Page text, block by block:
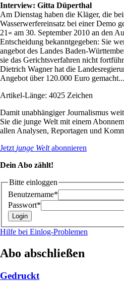
Interview: Gitta Düperthal
Am Dienstag haben die Kläger, die
Wasserwerfereinsatz bei einer Demo
21« am 30. September 2010 an den
Entscheidung bekanntgegeben: Sie
angebot des Landes Baden-
sie das Gerichtsverfahren nicht
Dietrich Wagner hat die
Angebot über 120.000 Euro
Artikel-Länge: 4025 Zeichen
Damit unabhängiger Journalismus
Sie die junge Welt mit einem
allen Analysen, Reportagen und
Jetzt junge Weltabonnieren
Dein Abo zählt!
Bitte einloggen
Benutzername*
Passwort*
Hilfe bei Einlog-Problemen
Abo abschließen
Gedruckt